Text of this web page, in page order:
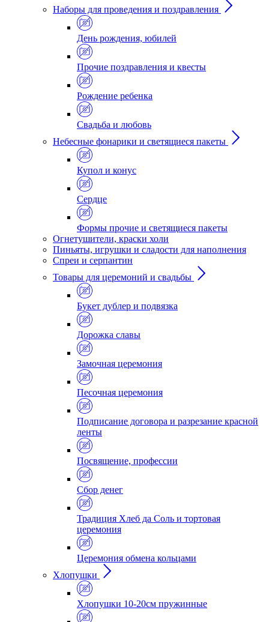
Наборы для проведения и поздравления
День рождения, юбилей
Прочие поздравления и квесты
Рождение ребенка
Свадьба и любовь
Небесные фонарики и светящиеся пакеты
Купол и конус
Сердце
Формы прочие и светящиеся пакеты
Огнетушители, краски холи
Пиньяты, игрушки и сладости для наполнения
Спреи и серпантин
Товары для церемоний и свадьбы
Букет дублер и подвязка
Дорожка славы
Замочная церемония
Песочная церемония
Подписание договора и разрезание красной
ленты
Посвящение, профессии
Сбор денег
Традиция Хлеб да Соль и тортовая
церемония
Церемония обмена кольцами
Хлопушки
Хлопушки 10-20см пружинные